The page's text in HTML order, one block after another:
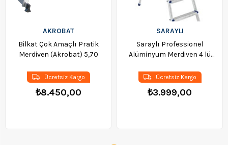
AKROBAT
Bilkat Çok Amaçlı Pratik
Merdiven (Akrobat) 5,70
₺8.450,00
Ücretsiz Kargo
SARAYLI
Saraylı Professionel
Alüminyum Merdiven 4 lü
₺3.999,00
Ücretsiz Kargo